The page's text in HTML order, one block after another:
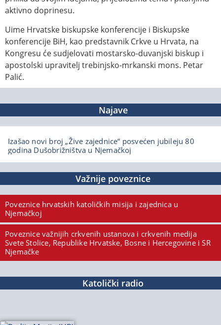
aktivno doprinesu.
Uime Hrvatske biskupske konferencije i Biskupske
konferencije BiH, kao predstavnik Crkve u Hrvata, na
Kongresu će sudjelovati mostarsko-duvanjski biskup i
apostolski upravitelj trebinjsko-mrkanski mons. Petar
Palić.
Najave
Izašao novi broj „Žive zajednice“ posvećen jubileju 80
godina Dušobrižništva u Njemačkoj
Važnije poveznice
Poveznice hrvatskih katoličkih misija i zajednica u
Njemačkoj
Poveznice važnijih crkvenih ustanova i crkvenih medija
Svete Stolice, Republike Hrvatske, Bosne i Hercegovine i SR
Njemačke
Katolički radio